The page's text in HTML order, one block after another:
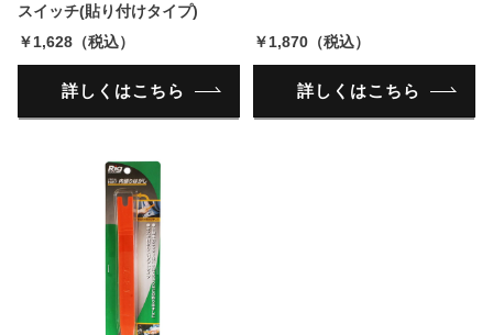
スイッチ(貼り付けタイプ)
￥1,628（税込）
詳しくはこちら
￥1,870（税込）
詳しくはこちら